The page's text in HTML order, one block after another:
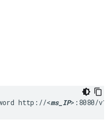
http://<ms_IP>:8080/v1/